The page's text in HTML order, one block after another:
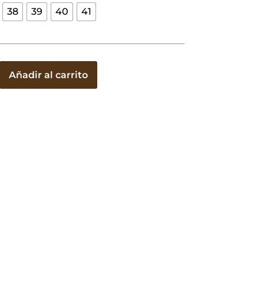
38 39 40 41
Añadir al carrito